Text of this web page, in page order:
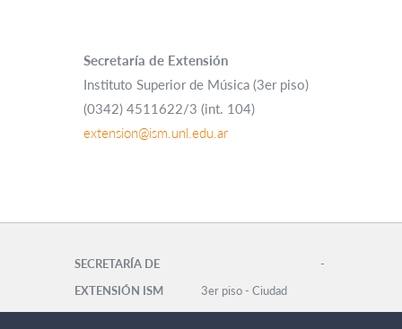
Secretaría de Extensión
Instituto Superior de Música (3er piso)
(0342) 4511622/3 (int. 104)
extension@ism.unl.edu.ar
SECRETARÍA DE
EXTENSIÓN ISM
-
3er piso - Ciudad